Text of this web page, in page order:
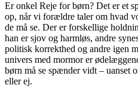
Er onkel Reje for børn? Det er et
op, når vi forældre taler om hvad
de må se. Der er forskellige
han er sjov og harmløs, andre
politisk korrekthed og andre igen
univers med mormor er
børn må se spænder vidt – uanset
eller ej.